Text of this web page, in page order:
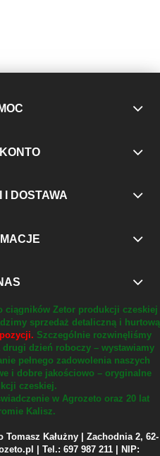
I DOSTAWA
ciągników Zetor produkcji czeskiej
sprzedaż detaliczną i hurtową
Szczególnie rozwinęliśmy
drugi dzień roboczy – wystawiamy
pełnego zadowolenia naszych
i dobre jakościowo – oryginalne
czeskiej.
w Agrozeto oraz 20 lat
Kalisz.
Kałużny | Zachodnia 2, 62-
| Tel.: 697 987 211 | NIP: